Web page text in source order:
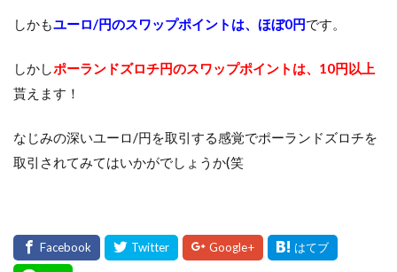
しかもユーロ/円のスワップポイントは、ほぼ0円です。
しかしポーランドズロチ円のスワップポイントは、10円以上
貰えます！
なじみの深いユーロ/円を取引する感覚でポーランドズロチを
取引されてみてはいかがでしょうか(笑